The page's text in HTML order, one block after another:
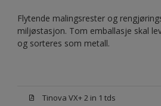
Flytende malingsrester og
miljøstasjon. Tom emballasje skal
og sorteres som metall.
Tinova VX+ 2 in 1 tds